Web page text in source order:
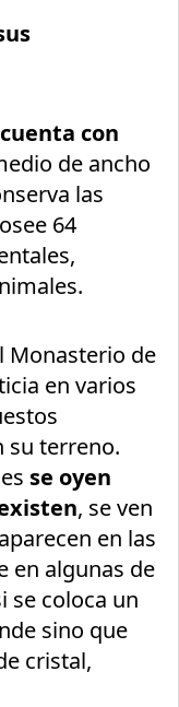
cuenta con
de ancho
las
64
Monasterio de
en varios
su terreno.
se oyen
, se ven
en las
en algunas de
se coloca un
sino que
cristal,